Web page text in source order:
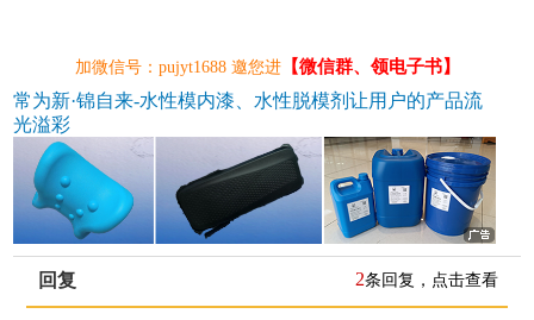
加微信号：pujyt1688 邀您进【微信群、领电子书】
常为新·锦自来-水性模内漆、水性脱模剂让用户的产品流
光溢彩
2条回复，点击查看
回复